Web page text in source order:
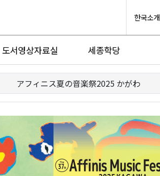
한국소개
도서영상자료실 세종학당
アフィニス夏の音楽祭2025 かがわ